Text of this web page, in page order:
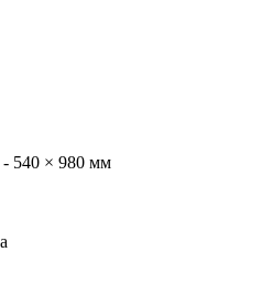
- 540 × 980 мм